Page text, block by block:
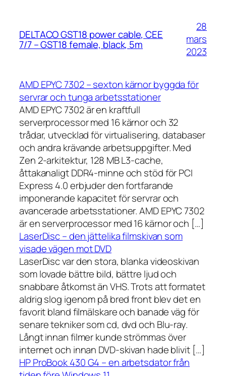
DELTACO GST18 power cable, CEE
7/7 – GST18 female, black, 5m
28
mars
2023
AMD EPYC 7302 – sexton kärnor byggda för
servrar och tunga arbetsstationer
AMD EPYC 7302 är en kraftfull
serverprocessor med 16 kärnor och 32
trådar, utvecklad för virtualisering, databaser
och andra krävande arbetsuppgifter. Med
Zen 2-arkitektur, 128 MB L3-cache,
åttakanaligt DDR4-minne och stöd för PCI
Express 4.0 erbjuder den fortfarande
imponerande kapacitet för servrar och
avancerade arbetsstationer. AMD EPYC 7302
är en serverprocessor med 16 kärnor och […]
LaserDisc – den jättelika filmskivan som
visade vägen mot DVD
LaserDisc var den stora, blanka videoskivan
som lovade bättre bild, bättre ljud och
snabbare åtkomst än VHS. Trots att formatet
aldrig slog igenom på bred front blev det en
favorit bland filmälskare och banade väg för
senare tekniker som cd, dvd och Blu-ray.
Långt innan filmer kunde strömmas över
internet och innan DVD-skivan hade blivit […]
HP ProBook 430 G4 – en arbetsdator från